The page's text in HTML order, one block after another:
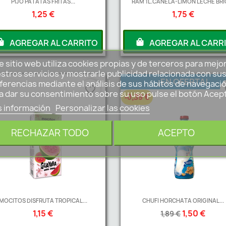
sitio web utiliza cookies propias y de terceros para
servicios y mostrarle publicidad relacionada con sus
mediante el análisis de sus hábitos de
dar su consentimiento sobre su uso pulse el botón
información Personalizar las cookies
RECHAZAR TODO ACEPTO
1,25 €
AGREGAR AL CARRITO
1,75 €
AGREGAR AL
DISFRUTA TROPICAL...
1,15 €
favorite_border
CHUFI HORCHATA ORIGINAL...
1,89 €1,50 €
¡EN OFERTA!
-0,39 €